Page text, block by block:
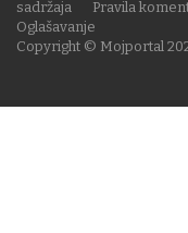
Copyright © Mojportal
sadržaja
Pravila
Oglašavanje